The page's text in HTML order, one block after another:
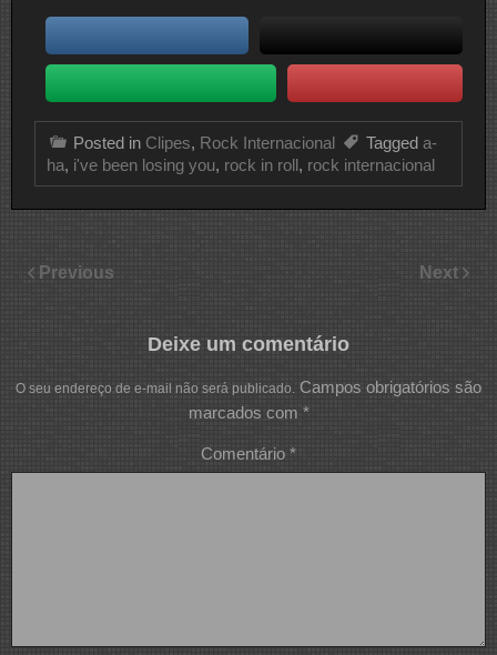
Posted in Clipes, Rock Internacional Tagged a-
ha, i've been losing you, rock in roll, rock internacional
Previous Next
Deixe um comentário
O seu endereço de e-mail não será publicado. Campos obrigatórios são
marcados com *
Comentário *